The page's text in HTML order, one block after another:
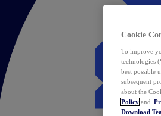
Cookie
To improve
technologies (
best possible
subsequent
about the
Policy and
Download